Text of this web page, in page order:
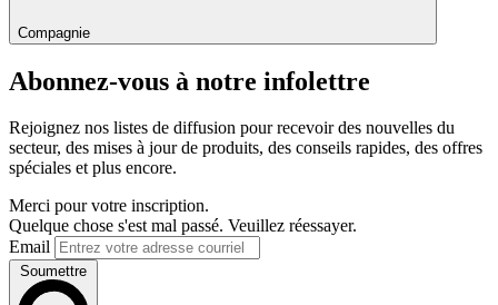
Compagnie
Abonnez-vous à notre infolettre
Rejoignez nos listes de diffusion pour recevoir des nouvelles du
secteur, des mises à jour de produits, des conseils rapides, des offres
spéciales et plus encore.
Merci pour votre inscription.
Quelque chose s'est mal passé. Veuillez réessayer.
Email
Soumettre